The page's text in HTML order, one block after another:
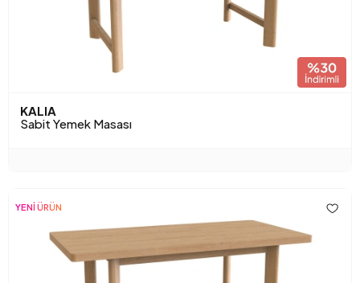
KALIA
Sabit Yemek Masası
YENİ ÜRÜN